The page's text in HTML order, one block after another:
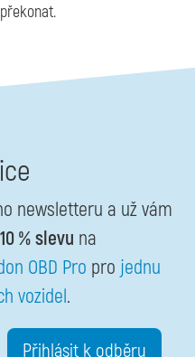
newsletteru a už vám
10 % slevu na
OBD Pro pro jednu
vozidel.